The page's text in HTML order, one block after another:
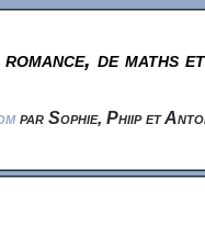
de maths et
par Sophie, Phiip et